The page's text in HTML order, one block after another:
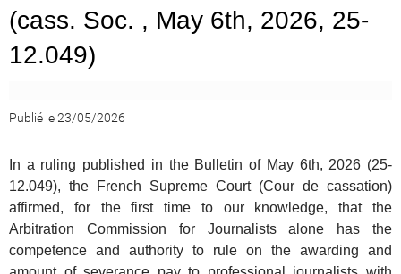
(cass. Soc. , May 6th, 2026, 25-
12.049)
Publié le 23/05/2026
In a ruling published in the Bulletin of May 6th, 2026 (25-
12.049), the French Supreme Court (Cour de cassation)
affirmed, for the first time to our knowledge, that the
Arbitration Commission for Journalists alone has the
competence and authority to rule on the awarding and